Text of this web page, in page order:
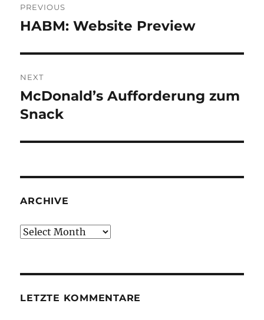
navigation
PREVIOUS
Previous
HABM: Website Preview
NEXT
Next
post:
McDonald’s Aufforderung zum
Snack
ARCHIVE
Archive
LETZTE KOMMENTARE